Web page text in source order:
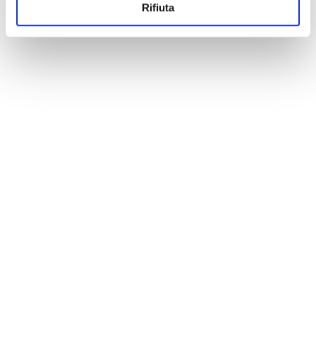
Rifiuta